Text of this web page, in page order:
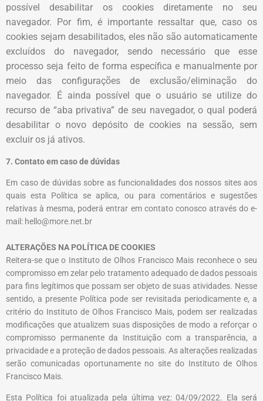
possível desabilitar os cookies diretamente no seu
navegador. Por fim, é importante ressaltar que, caso os
cookies sejam desabilitados, eles não são automaticamente
excluídos do navegador, sendo necessário que esse
processo seja feito de forma específica e manualmente por
meio das configurações de exclusão/eliminação do
navegador. É ainda possível que o usuário se utilize do
recurso de “aba privativa” de seu navegador, o qual poderá
desabilitar o novo depósito de cookies na sessão, sem
excluir os já ativos.
7. Contato em caso de dúvidas
Em caso de dúvidas sobre as funcionalidades dos nossos sites aos
quais esta Política se aplica, ou para comentários e sugestões
relativas à mesma, poderá entrar em contato conosco através do e-
mail: hello@more.net.br
ALTERAÇÕES NA POLÍTICA DE COOKIES
Reitera-se que o Instituto de Olhos Francisco Mais reconhece o seu
compromisso em zelar pelo tratamento adequado de dados pessoais
para fins legítimos que possam ser objeto de suas atividades. Nesse
sentido, a presente Política pode ser revisitada periodicamente e, a
critério do Instituto de Olhos Francisco Mais, podem ser realizadas
modificações que atualizem suas disposições de modo a reforçar o
compromisso permanente da Instituição com a transparência, a
privacidade e a proteção de dados pessoais. As alterações realizadas
serão comunicadas oportunamente no site do Instituto de Olhos
Francisco Mais.
Esta Política foi atualizada pela última vez: 04/09/2022. Ela será